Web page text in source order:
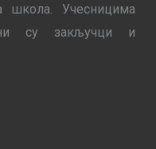
школа. Учесницима
су закључци и